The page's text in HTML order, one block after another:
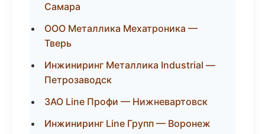
Самара
ООО Металлика Мехатроника —
Тверь
Инжиниринг Металлика Industrial —
Петрозаводск
ЗАО Line Профи — Нижневартовск
Инжиниринг Line Групп — Воронеж